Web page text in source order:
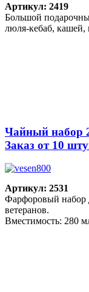
Артикул: 2419
Большой
люля-кебаб,
Чайный набор
Заказ от 10
Артикул: 2531
Фарфоровый набор
ветеранов.
Вместимость: 280